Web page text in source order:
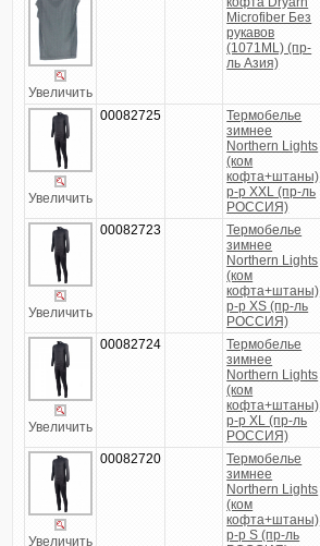
Увеличить
Microfiber Без
рукавов
(1071ML) (пр-
ль Азия)
Увеличить
00082725
Термобелье
зимнее
Northern Lights
(ком
кофта+штаны)
р-р XXL (пр-ль
РОССИЯ)
Увеличить
00082723
Термобелье
зимнее
Northern Lights
(ком
кофта+штаны)
р-р XS (пр-ль
РОССИЯ)
Увеличить
00082724
Термобелье
зимнее
Northern Lights
(ком
кофта+штаны)
р-р XL (пр-ль
РОССИЯ)
Увеличить
00082720
Термобелье
зимнее
Northern Lights
(ком
кофта+штаны)
р-р S (пр-ль